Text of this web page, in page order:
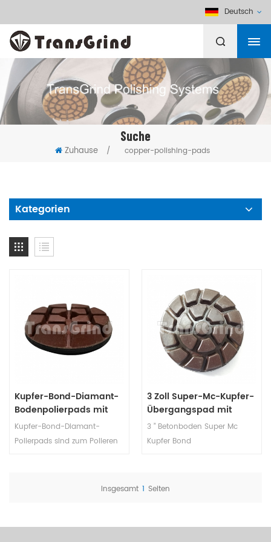
Deutsch
Suche
Zuhause / copper-polishing-pads
Kategorien
Kupfer-Bond-Diamant-
Bodenpolierpads mit
Klettverschluss für Beton
Terrazzo
Kupfer-Bond-Diamant-
Polierpads sind zum Polieren
3 Zoll Super-Mc-Kupfer-
Übergangspad mit
Klettverschluss
3 ” Betonboden Super Mc
Kupfer Bond
Terrazzo Böden und erzielen
Insgesamt 1 Seiten